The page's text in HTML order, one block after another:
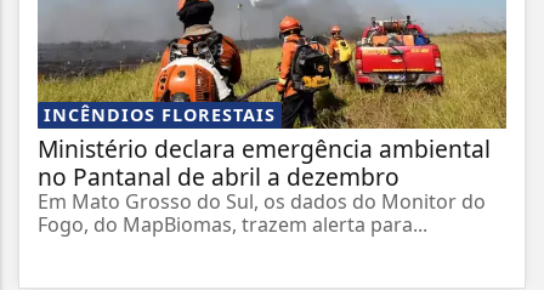
INCÊNDIOS FLORESTAIS
Ministério declara emergência ambiental
no Pantanal de abril a dezembro
Em Mato Grosso do Sul, os dados do Monitor do
Fogo, do MapBiomas, trazem alerta para...